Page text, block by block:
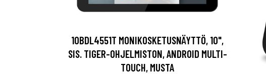
10BDL4551T MONIKOSKETUSNÄYTTÖ, 10",
SIS. TIGER-OHJELMISTON, ANDROID MULTI-
TOUCH, MUSTA